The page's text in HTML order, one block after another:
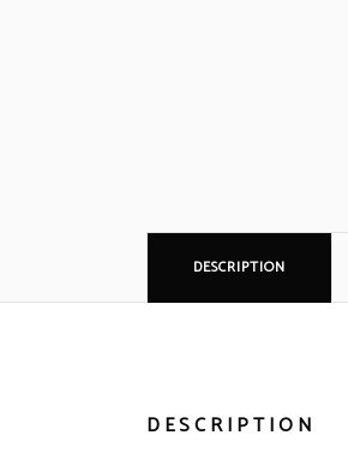
DESCRIPTION
DESCRIPTION